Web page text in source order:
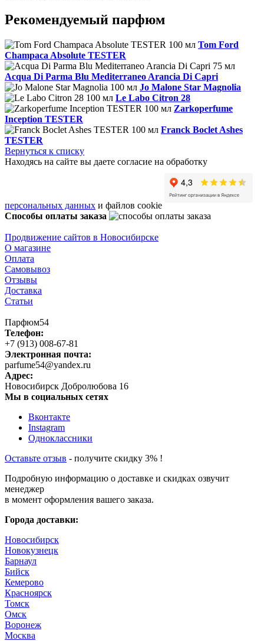
Рекомендуемый парфюм
Tom Ford
Champaca Absolute TESTER
Acqua Di Parma Blu Mediterraneo Arancia Di Capri
Jo Malone Star Magnolia
Le Labo Citron 28
Zarkoperfume
Inception TESTER
Franck Boclet Ashes
TESTER
Вернуться к списку
Находясь на сайте вы даете согласие на обработку
персональных данных и файлов cookie
Способы оплаты заказа
Продвижение сайтов в Новосибирске
О магазине
Оплата
Самовывоз
Отзывы
Доставка
Статьи
Парфюм54
Телефон:
+7 (913) 008-67-81
Электронная почта:
parfume54@yandex.ru
Адрес:
Новосибирск Добролюбова 16
Мы в социальных сетях
Вконтакте
Instagram
Одноклассники
Оставьте отзыв - получите скидку 3% !
Подробную информацию о доставке и скидках озвучит
менеджер
в момент оформления вашего заказа.
Города доставки:
Новосибирск
Новокузнецк
Барнаул
Бийск
Кемерово
Красноярск
Томск
Омск
Воронеж
Москва